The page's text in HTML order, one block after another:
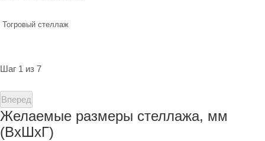
Тогровый стеллаж
Шаг 1 из 7
Вперед
Желаемые размеры стеллажа, мм
(ВхШхГ)